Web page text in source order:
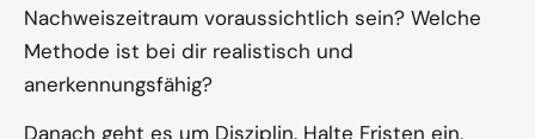
Nachweiszeitraum voraussichtlich sein? Welche
Methode ist bei dir realistisch und
anerkennungsfähig?
Danach geht es um Disziplin. Halte Fristen ein,